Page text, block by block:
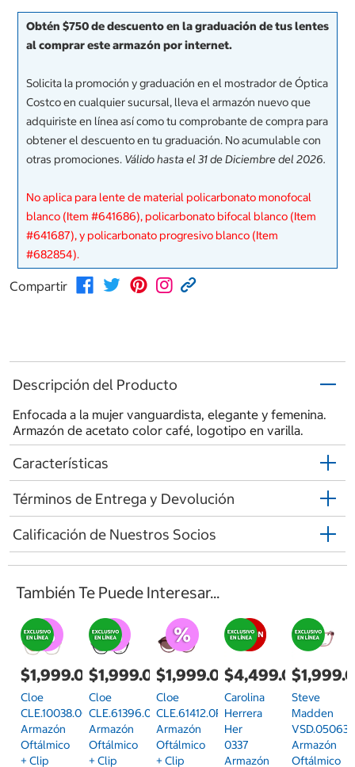
Obtén $750 de descuento en la graduación de tus lentes
al comprar este armazón por internet.
Solicita la promoción y graduación en el mostrador de Óptica
Costco en cualquier sucursal, lleva el armazón nuevo que
adquiriste en línea así como tu comprobante de compra para
obtener el descuento en tu graduación. No acumulable con
otras promociones. Válido hasta el 31 de Diciembre del 2026.
No aplica para lente de material policarbonato monofocal
blanco (Item #641686), policarbonato bifocal blanco (Item
#641687), y policarbonato progresivo blanco (Item
#682854).
Compartir
Descripción del Producto
Enfocada a la mujer vanguardista, elegante y femenina.
Armazón de acetato color café, logotipo en varilla.
Características
Términos de Entrega y Devolución
Calificación de Nuestros Socios
También Te Puede Interesar...
$1,999.00
Cloe
CLE.10038.0CMP.55
Armazón
Oftálmico
+ Clip
$1,999.00
Cloe
CLE.61396.0BLK.55
Armazón
Oftálmico
+ Clip
$1,999.00
Cloe
CLE.61412.0RED.54
Armazón
Oftálmico
+ Clip
$4,499.00
Carolina
Herrera
Her
0337
Armazón
Steve
Madden
Armazón
Oftálmico